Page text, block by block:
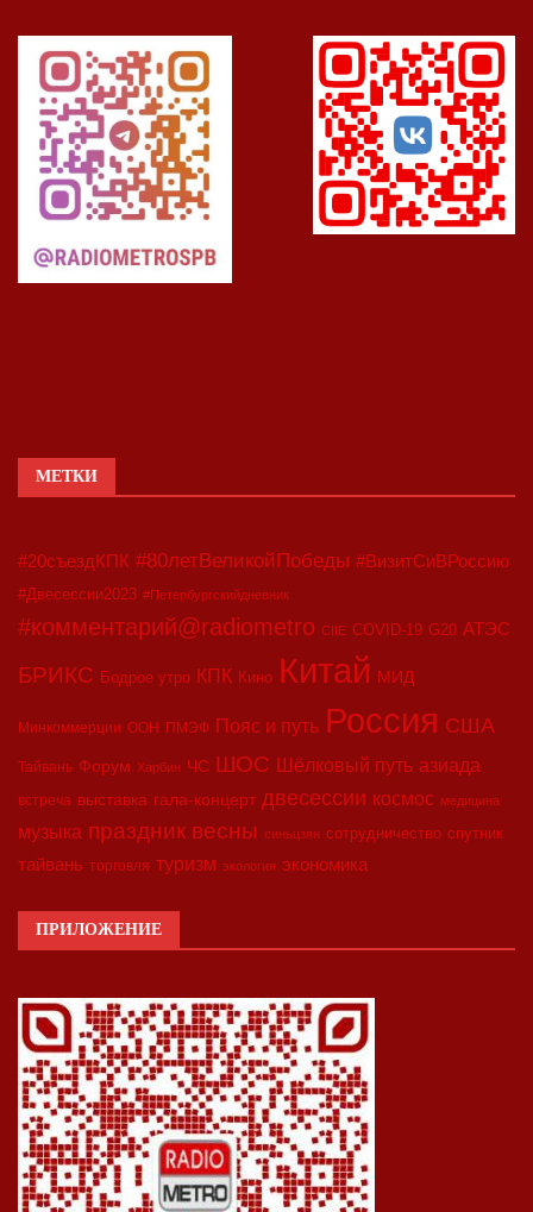
МЕТКИ
#20съездКПК #80летВеликойПобеды #ВизитСиВРоссию
#Двесессии2023 #Петербургскийдневник
#комментарий@radiometro CIIE COVID-19 G20 АТЭС
БРИКС Бодрое утро КПК Кино Китай МИД
Минкоммерции ООН ПМЭФ Пояс и путь Россия США
Тайвань Форум Харбин ЧС ШОС Шёлковый путь азиада
встреча выставка гала-концерт двесессии космос медицина
музыка праздник весны синьцзян сотрудничество спутник
тайвань торговля туризм экология экономика
ПРИЛОЖЕНИЕ